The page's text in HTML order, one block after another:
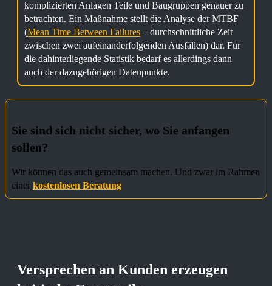
komplizierten Anlagen Teile und Baugruppen genauer zu
betrachten. Ein Maßnahme stellt die Analyse der MTBF
(Mean Time Between Failures – durchschnittliche Zeit
zwischen zwei aufeinanderfolgenden Ausfällen) dar. Für
die dahinterliegende Statistik bedarf es allerdings dann
auch der dazugehörigen Datenpunkte.
Sie sind sich nicht sicher, wo Sie anfangen
sollen?
Wir können das auch gemeinsam machen. Und zwar im Rahmen
einer kostenlosen Beratung
Versprechen an Kunden erzeugen